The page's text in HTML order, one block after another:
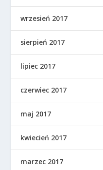
wrzesień 2017
sierpień 2017
lipiec 2017
czerwiec 2017
maj 2017
kwiecień 2017
marzec 2017